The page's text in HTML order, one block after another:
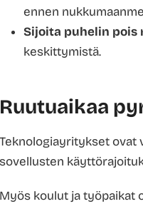
ennen
Sijoita puhelin pois
keskittymistä.
Ruutuaikaa
Teknologiayritykset ovat
sovellusten
Myös koulut ja työpaikat